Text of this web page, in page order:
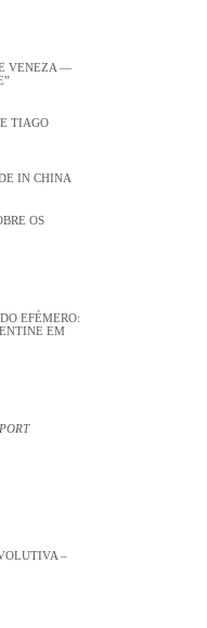
VENEZA —
TIAGO
IN CHINA
OS
EFÉMERO:
EM
–